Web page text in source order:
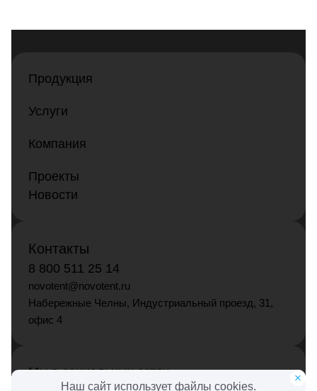
Наш сайт использует файлы cookies.
Продукция
Услуги
Компания
Проекты
Новости
Контакты
8 800 511 25 14
novotent@novotent.ru
Набережные Челны, Индустриальный проезд, 31,
офис 4
Мы в социальных сетях